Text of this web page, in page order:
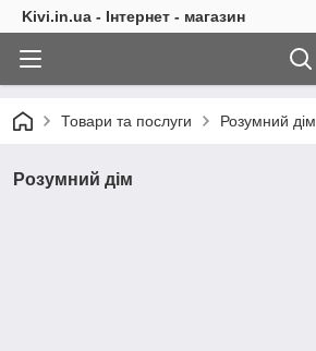
Kivi.in.ua - Інтернет - магазин
Товари та послуги Розумний дім
Розумний дім